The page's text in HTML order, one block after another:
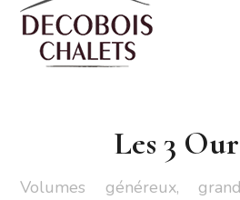
Les 3
Volumes généreux,